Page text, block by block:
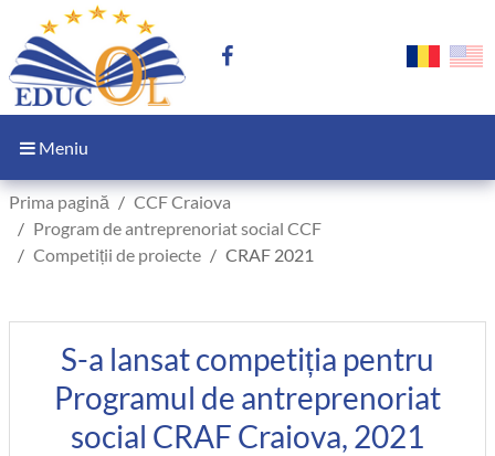
Meniu
Prima pagină
CCF Craiova
Program de antreprenoriat social CCF
Competiții de proiecte
CRAF 2021
S-a lansat competiția pentru
Programul de antreprenoriat
social CRAF Craiova, 2021